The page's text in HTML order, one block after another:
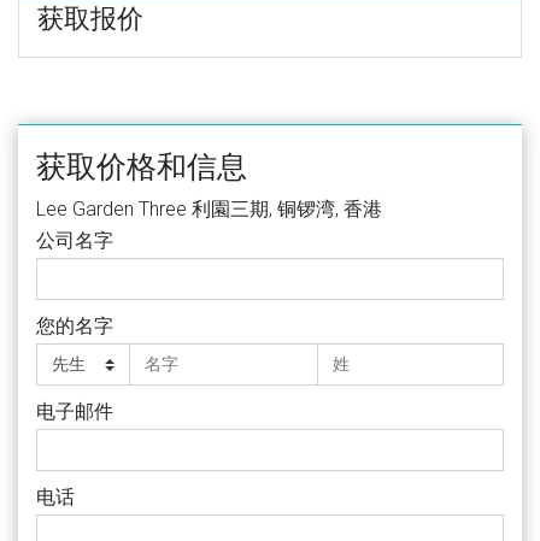
获取报价
获取价格和信息
Lee Garden Three 利園三期, 铜锣湾, 香港
公司名字
您的名字
电子邮件
电话